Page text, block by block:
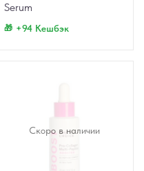
Serum
+94 Кешбэк
Скоро в наличии